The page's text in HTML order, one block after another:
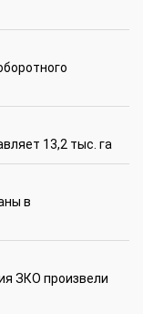
13,2 тыс. га
в
ЗКО произвели